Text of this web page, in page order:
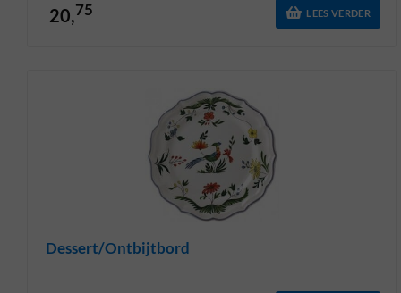
20,75 LEES VERDER
Dessert/ontbijtbord